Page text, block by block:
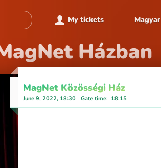
My tickets Magyar
Házban
MagNet Közösségi Ház
June 9, 2022, 18:30 Gate time: 18:15